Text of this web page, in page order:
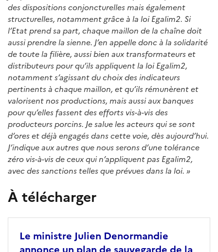
des dispositions conjoncturelles mais également
structurelles, notamment grâce à la loi Egalim2. Si
l’Etat prend sa part, chaque maillon de la chaîne doit
aussi prendre la sienne. J’en appelle donc à la solidarité
de toute la filière, aussi bien aux transformateurs et
distributeurs pour qu’ils appliquent la loi Egalim2,
notamment s’agissant du choix des indicateurs
pertinents à chaque maillon, et qu’ils rémunèrent et
valorisent nos productions, mais aussi aux banques
pour qu’elles fassent des efforts vis-à-vis des
producteurs porcins. Je salue les acteurs qui se sont
d’ores et déjà engagés dans cette voie, dès aujourd’hui.
J’indique aux autres que nous serons d’une tolérance
zéro vis-à-vis de ceux qui n’appliquent pas Egalim2,
avec des sanctions telles que prévues dans la loi. »
À télécharger
Le ministre Julien Denormandie